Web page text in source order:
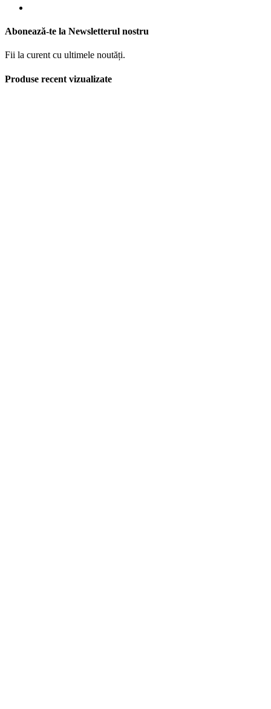
Abonează-te la Newsletterul nostru
Fii la curent cu ultimele noutăți.
Produse recent vizualizate